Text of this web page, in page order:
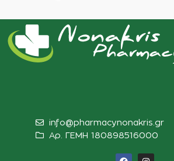
info@pharmacynonakris.gr
Αρ. ΓΕΜΗ 180898516000‬